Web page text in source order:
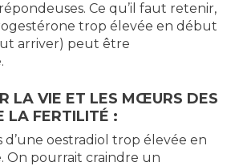
Ce qu’il faut retenir,
trop élevée en début
arriver) peut être
LA VIE ET LES MŒURS DES
LA FERTILITÉ :
d’une oestradiol trop élevée en
On pourrait craindre un